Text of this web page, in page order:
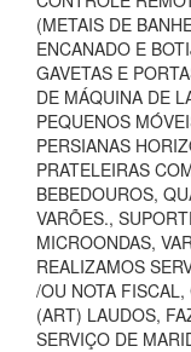
(METAIS DE
ENCANADO E
GAVETAS E
DE MÁQUINA DE
PEQUENOS
PERSIANAS
PRATELEIRAS
BEBEDOUROS,
VARÕES.,
MICROONDAS,
REALIZAMOS
/OU NOTA
(ART) LAUDOS,
SERVIÇO DE